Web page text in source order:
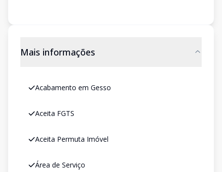
Mais informações
Acabamento em Gesso
Aceita FGTS
Aceita Permuta Imóvel
Área de Serviço